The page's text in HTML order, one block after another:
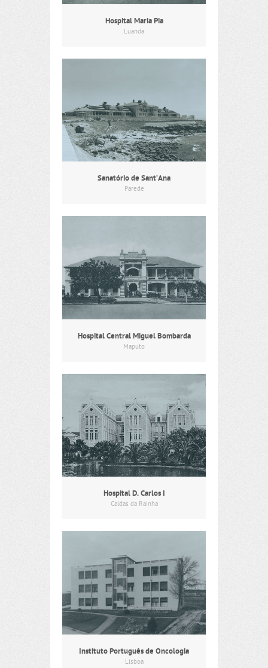
Hospital Maria Pia
Luanda
Sanatório de Sant’Ana
Parede
Hospital Central Miguel Bombarda
Maputo
Hospital D. Carlos I
Caldas da Rainha
Instituto Português de Oncologia
Lisboa